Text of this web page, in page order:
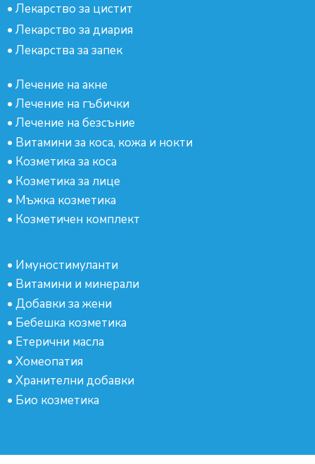
• Лекарство за цистит
• Лекарство за диария
• Лекарства за запек
• Лечение на акне
• Лечение на гъбички
• Лечение на безсъние
• Витамини за коса, кожа и нокти
• Козметика за коса
• Козметика за лице
• Мъжка козметика
• Козметичен комплект
• Имуностимуланти
• Витамини и минерали
• Добавки за жени
• Бебешка козметика
• Етерични масла
• Хомеопатия
• Хранителни добавки
• Био козметика